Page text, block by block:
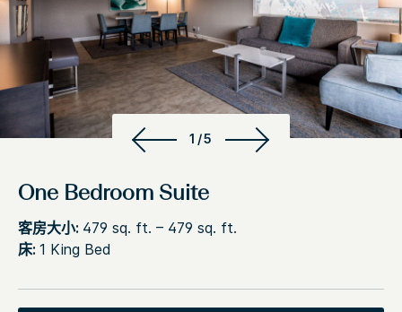
1/5
One Bedroom Suite
客房大小: 479 sq. ft. – 479 sq. ft.
床: 1 King Bed